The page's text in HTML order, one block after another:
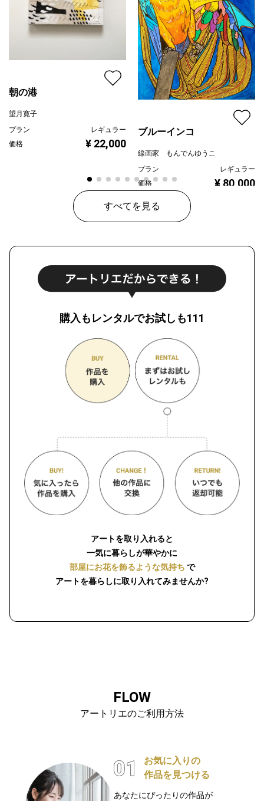
朝の港
望月寛子
プラン
レギュラー
価格
¥ 22,000
ブルーインコ
線画家 もんでんゆうこ
プラン
レギュラー
価格
¥ 80,000
すべてを見る
購入もレンタルでお試しも111
アートを取り入れると
一気に暮らしが華やかに
部屋にお花を飾るような気持ち で
アートを暮らしに取り入れてみませんか?
FLOW
アートリエのご利用方法
お気に入りの
作品を見つける
あなたにぴったりの作品が